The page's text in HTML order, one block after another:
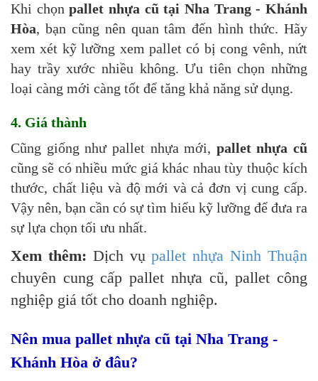
Khi chọnpallet nhựa cũ tại Nha Trang - Khánh
Hòa, bạn cũng nên quan tâm đến hình thức. Hãy
xem xét kỹ lưỡng xem pallet có bị cong vênh, nứt
hay trầy xước nhiều không. Ưu tiên chọn những
loại càng mới càng tốt để tăng khả năng sử dụng.
4. Giá thành
Cũng giống như pallet nhựa mới, pallet nhựa cũ
cũng sẽ có nhiều mức giá khác nhau tùy thuộc kích
thước, chất liệu và độ mới và cả đơn vị cung cấp.
Vậy nên, bạn cần có sự tìm hiểu kỹ lưỡng để đưa ra
sự lựa chọn tối ưu nhất.
Xem thêm: Dịch vụpallet nhựa Ninh Thuận
chuyên cung cấp pallet nhựa cũ, pallet công
nghiệp giá tốt cho doanh nghiệp.
Nên mua pallet nhựa cũ tại Nha Trang -
Khánh Hòa ở đâu?